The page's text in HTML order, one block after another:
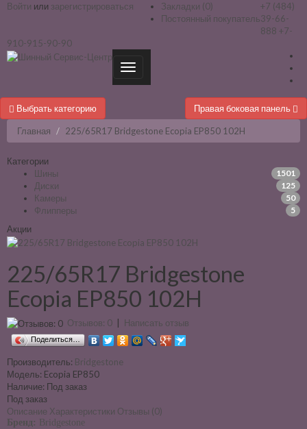
Войти или зарегистрироваться
Закладки (0)
Постоянный покупатель
+7 (484)
39-66-
888 +7-
910-915-90-90
Выбрать категорию Правая боковая панель
Главная 225/65R17 Bridgestone Ecopia EP850 102H
Категории
Шины
1501
Диски 125
Камеры 50
Флипперы 5
Акции
225/65R17 Bridgestone
Ecopia EP850 102H
Отзывов: 0 Написать отзыв
Поделиться…
Производитель: Bridgestone
Модель: Ecopia EP850
Наличие: Под заказ
Под заказ
Описание Характеристики Отзывы (0)
Бренд:
Bridgestone